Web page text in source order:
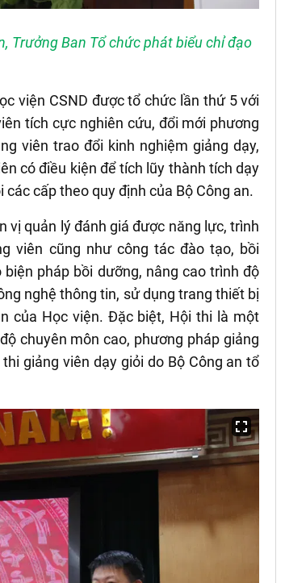
Trưởng Ban Tổ chức phát biểu chỉ đạo
viện CSND được tổ chức lần thứ 5 với
tích cực nghiên cứu, đổi mới phương
viên trao đổi kinh nghiệm giảng dạy,
có điều kiện để tích lũy thành tích dạy
cấp theo quy định của Bộ Công an.
vị quản lý đánh giá được năng lực, trình
viên cũng như công tác đào tạo, bồi
pháp bồi dưỡng, nâng cao trình độ
nghệ thông tin, sử dụng trang thiết bị
của Học viện. Đặc biệt, Hội thi là một
chuyên môn cao, phương pháp giảng
giảng viên dạy giỏi do Bộ Công an tổ